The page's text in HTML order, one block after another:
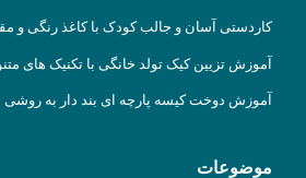
کاردستی آسان و جالب کودک با کاغذ رنگی و مقوا : 7 ایده زیبا و
آموزش تزیین کیک تولد خانگی با تکنیک های
آموزش دوخت کیسه پارچه ای بند دار به روشی
موضوعات